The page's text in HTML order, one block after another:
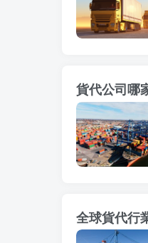
貨代公司哪
全球貨代行